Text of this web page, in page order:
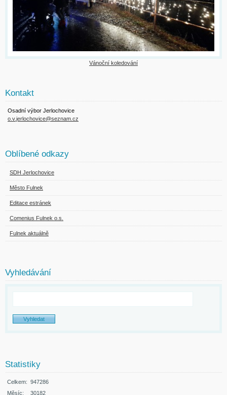
Vánoční koledování
Kontakt
Osadní výbor Jerlochovice
o.v.jerlochovice@seznam.cz
Oblíbené odkazy
SDH Jerlochovice
Město Fulnek
Editace estránek
Comenius Fulnek o.s.
Fulnek aktuálně
Vyhledávání
Statistiky
Celkem: 947286
Měsíc:
30182